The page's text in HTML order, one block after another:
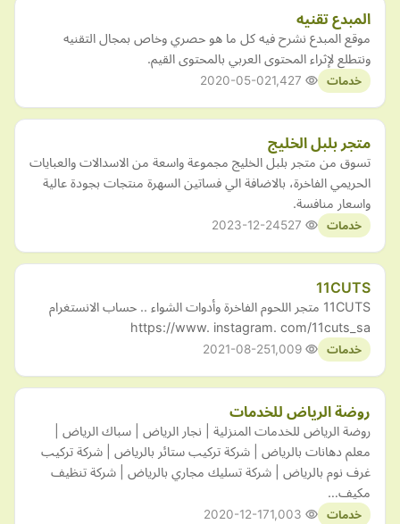
المبدع تقنيه
موقع المبدع نشرح فيه كل ما هو حصري وخاص بمجال التقنيه
ونتطلع لإثراء المحتوى العربي بالمحتوى القيم.
خدمات 2020-05-02
متجر بلبل الخليج
تسوق من متجر بلبل الخليج مجموعة واسعة من الاسدالات والعبايات
الحريمي الفاخرة، بالاضافة الي فساتين السهرة منتجات بجودة عالية
واسعار منافسة.
خدمات 2023-12-24
11CUTS
11CUTS متجر اللحوم الفاخرة وأدوات الشواء .. حساب الانستغرام
https://www. instagram. com/11cuts_sa
خدمات 2021-08-25
روضة الرياض للخدمات
روضة الرياض للخدمات المنزلية | نجار الرياض | سباك الرياض |
معلم دهانات بالرياض | شركة تركيب ستائر بالرياض | شركة تركيب
غرف نوم بالرياض | شركة تسليك مجاري بالرياض | شركة تنظيف
مكيف…
خدمات 2020-12-17